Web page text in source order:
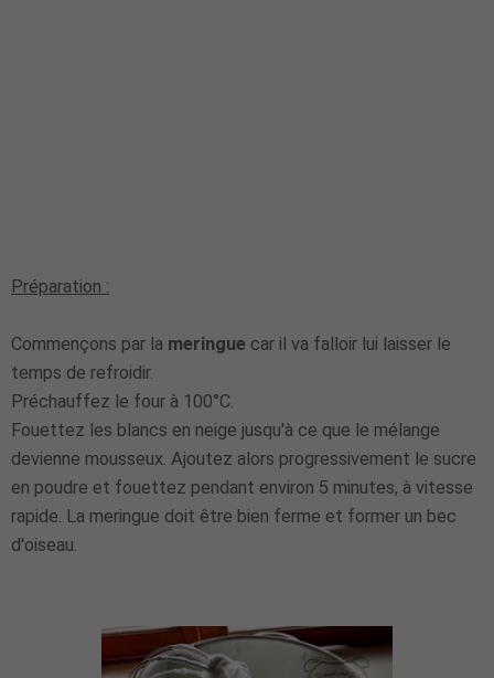
Préparation :
Commençons par la meringue car il va falloir lui laisser le
temps de refroidir.
Préchauffez le four à 100°C.
Fouettez les blancs en neige jusqu'à ce que le mélange
devienne mousseux. Ajoutez alors progressivement le sucre
en poudre et fouettez pendant environ 5 minutes, à vitesse
rapide. La meringue doit être bien ferme et former un bec
d'oiseau.